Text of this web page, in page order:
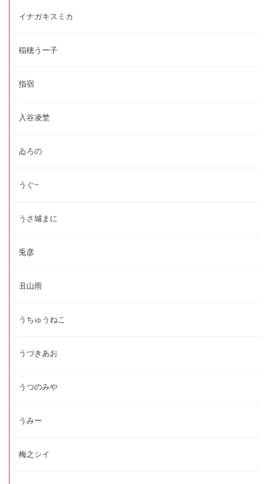
イナガキスミカ
稲穂うー子
指宿
入谷凌埜
ゐろの
うぐ~
うさ城まに
兎彦
丑山雨
うちゅうねこ
うづきあお
うつのみや
うみー
梅之シイ